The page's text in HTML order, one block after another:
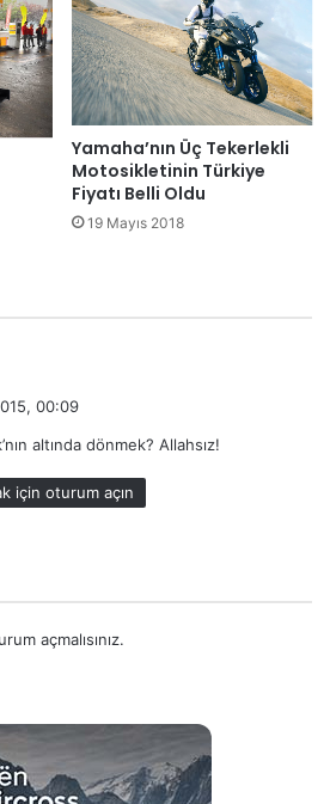
Yamaha’nın Üç Tekerlekli
Motosikletinin Türkiye
Fiyatı Belli Oldu
19 Mayıs 2018
00:09
altında dönmek? Allahsız!
için oturum açın
açmalısınız.